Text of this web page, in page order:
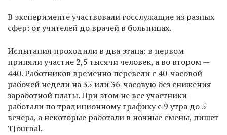
В эксперименте участвовали госслужащие из разных
сфер: от учителей до врачей в больницах.
Испытания проходили в два этапа: в первом
приняли участие 2,5 тысячи человек, а во втором —
440. Работников временно перевели с 40-часовой
рабочей недели на 35 или 36-часовую без снижения
заработной платы. При этом не все участники
работали по традиционному графику с 9 утра до 5
вечера, а некоторые работали в ночные смены, пишет
TJournal.